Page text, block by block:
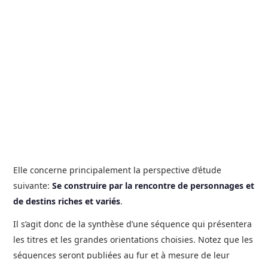
Elle concerne principalement la perspective d’étude
suivante:Se construire par la rencontre de personnages et
de destins riches et variés.
Il s’agit donc de la synthèse d’une séquence qui présentera
les titres et les grandes orientations choisies. Notez que les
séquences seront publiées au fur et à mesure de leur